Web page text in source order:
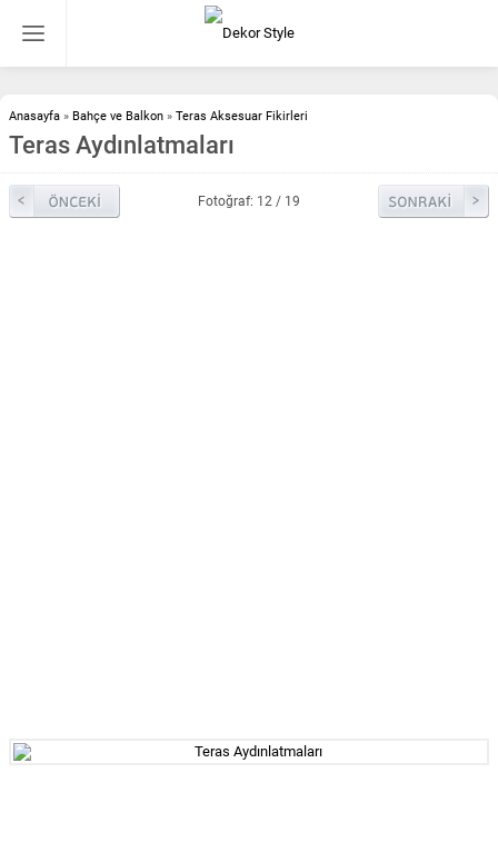
Anasayfa » Bahçe ve Balkon » Teras Aksesuar Fikirleri
Teras Aydınlatmaları
Fotoğraf: 12 / 19